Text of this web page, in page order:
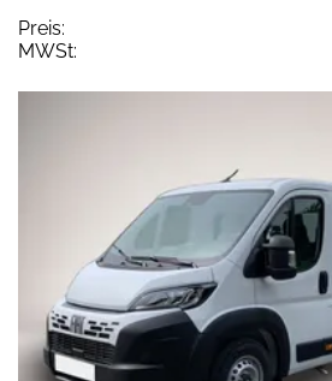
Preis:
MWSt: